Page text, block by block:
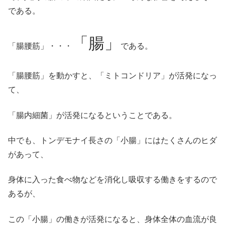
である。
「腸腰筋」・・・ 「腸」 である。
「腸腰筋」を動かすと、「ミトコンドリア」が活発になっ
て、
「腸内細菌」が活発になるということである。
中でも、トンデモナイ長さの「小腸」にはたくさんのヒダ
があって、
身体に入った食べ物などを消化し吸収する働きをするので
あるが、
この「小腸」の働きが活発になると、身体全体の血流が良